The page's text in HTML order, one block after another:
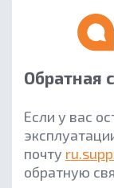
Обратная
Если у вас
почту
обратную